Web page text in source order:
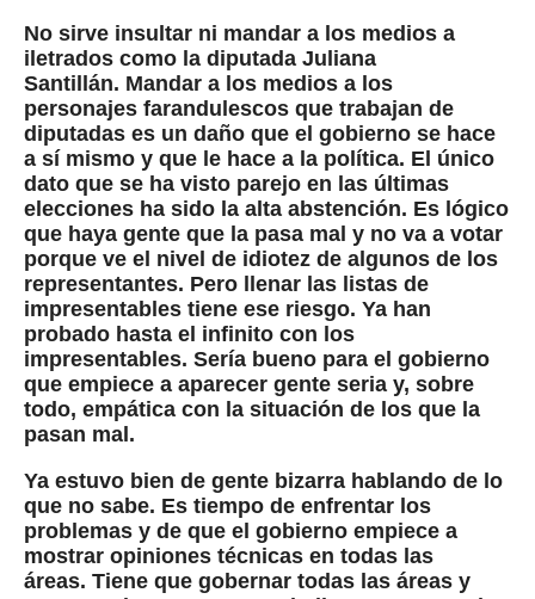
No sirve insultar ni mandar a los medios a
iletrados como la diputada Juliana
Santillán. Mandar a los medios a los
personajes farandulescos que trabajan de
diputadas es un daño que el gobierno se hace
a sí mismo y que le hace a la política. El único
dato que se ha visto parejo en las últimas
elecciones ha sido la alta abstención. Es lógico
que haya gente que la pasa mal y no va a votar
porque ve el nivel de idiotez de algunos de los
representantes. Pero llenar las listas de
impresentables tiene ese riesgo. Ya han
probado hasta el infinito con los
impresentables. Sería bueno para el gobierno
que empiece a aparecer gente seria y, sobre
todo, empática con la situación de los que la
pasan mal.
Ya estuvo bien de gente bizarra hablando de lo
que no sabe. Es tiempo de enfrentar los
problemas y de que el gobierno empiece a
mostrar opiniones técnicas en todas las
áreas. Tiene que gobernar todas las áreas y